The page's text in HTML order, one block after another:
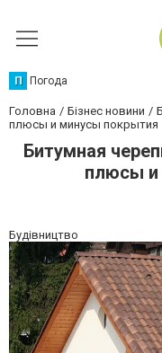
П Погода
Головна Бізнес новини
плюсы и минусы покрытия
Битумная
плюсы и
Будівництво